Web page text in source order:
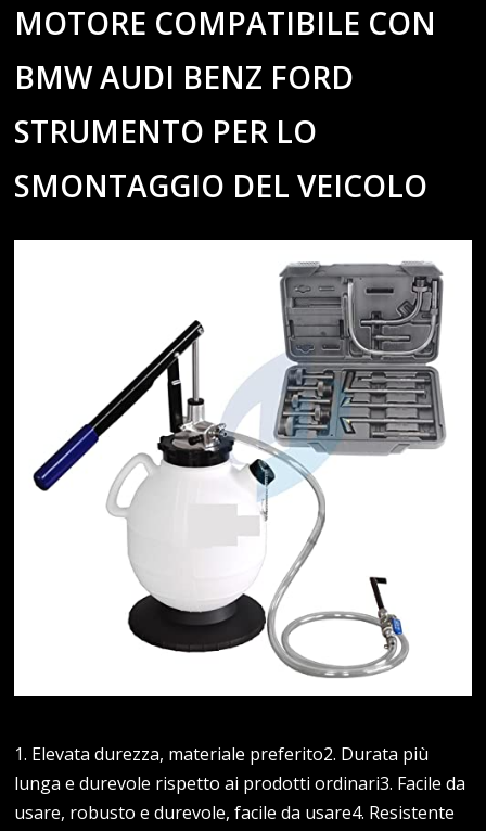
MOTORE COMPATIBILE CON
BMW AUDI BENZ FORD
STRUMENTO PER LO
SMONTAGGIO DEL VEICOLO
1. Elevata durezza, materiale preferito2. Durata più
lunga e durevole rispetto ai prodotti ordinari3. Facile da
usare, robusto e durevole, facile da usare4. Resistente